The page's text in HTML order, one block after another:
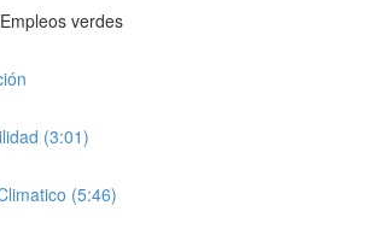
verdes
(3:01)
(5:46)